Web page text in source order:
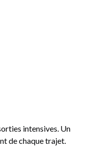
intensives. Un
de chaque trajet.